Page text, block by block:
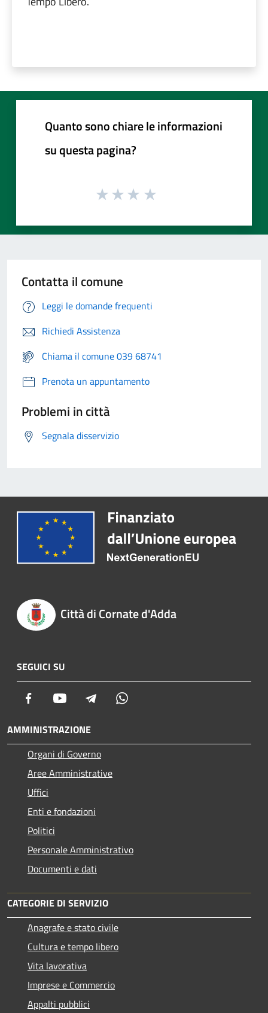
Quanto sono chiare le informazioni
su questa pagina?
Contatta il comune
Leggi le domande frequenti
Richiedi Assistenza
Chiama il comune 039 68741
Prenota un appuntamento
Problemi in città
Segnala disservizio
Città di Cornate d'Adda
SEGUICI SU
Facebook Youtube Telegram
AMMINISTRAZIONE
Organi di Governo
Aree Amministrative
Uffici
Enti e fondazioni
Politici
Personale Amministrativo
Documenti e dati
CATEGORIE DI SERVIZIO
Anagrafe e stato civile
Cultura e tempo libero
Vita lavorativa
Imprese e Commercio
Appalti pubblici